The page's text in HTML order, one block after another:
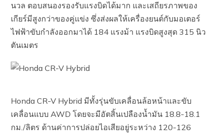
นวล ตอบสนองรองรับแรงบิดได้มาก และเสถียรภาพของ
เกียร์มีสูงกว่าของคู่แข่ง ซึ่งส่งผลให้เครื่องยนต์กับมอเตอร์
ไฟฟ้าขับกำลังออกมาได้ 184 แรงม้า แรงบิดสูงสุด 315 นิว
ตันเมตร
Honda CR-V Hybrid มีทั้งรุ่นขับเคลื่อนล้อหน้าและขับ
เคลื่อนแบบ AWD โดยจะมีอัตสิ้นเปลืองน้ำมัน 18.8-18.1
กม./ลิตร ด้านค่าการปล่อยไอเสียอยู่ระหว่าง 120-126